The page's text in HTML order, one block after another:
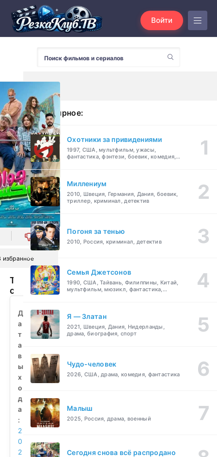
Войти
0
избранное
Токсичная
свадьба
смотреть
бесплатно
Д
а
т
а
в
ы
х
о
д
а
:
2
0
2
Популярное:
Охотники за привидениями
1997, США, мультфильм, ужасы,
фантастика, фэнтези, боевик, комедия,
Миллениум
2010, Швеция, Германия, Дания, боевик,
триллер, криминал, детектив
Погоня за тенью
2010, Россия, криминал, детектив
Семья Джетсонов
1990, США, Тайвань, Филиппины, Китай,
мультфильм, мюзикл, фантастика,
Я — Златан
2021, Швеция, Дания, Нидерланды,
драма, биография, спорт
Чудо-человек
2026, США, драма, комедия, фантастика
Малыш
2025, Россия, драма, военный
Сегодня снова всё распродано